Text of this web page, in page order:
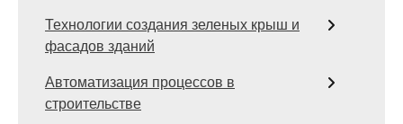
Технологии создания зеленых крыш и
фасадов зданий
Автоматизация процессов в
строительстве